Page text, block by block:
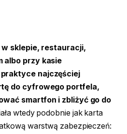
w sklepie, restauracji,
albo przy kasie
praktyce najczęściej
do cyfrowego portfela,
smartfon i zbliżyć go do
wtedy podobnie jak karta
warstwą zabezpieczeń: